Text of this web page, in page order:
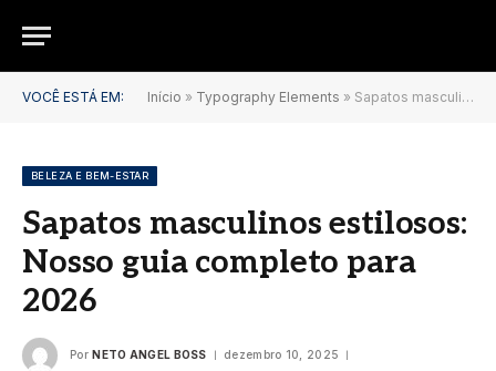
VOCÊ ESTÁ EM: Início » Typography Elements » Sapatos masculinos estilosos: Nosso guia completo para 2026